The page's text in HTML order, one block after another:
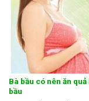
Bà bầu có nên ăn
bầu